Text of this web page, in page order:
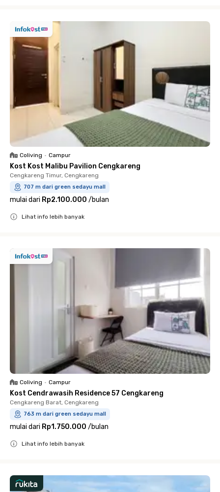
Coliving • Campur
Kost Kost Malibu Pavilion Cengkareng
Cengkareng Timur, Cengkareng
707 m dari green sedayu mall
mulai dari Rp2.100.000 /bulan
Lihat info lebih banyak
Coliving • Campur
Kost Cendrawasih Residence 57 Cengkareng
Cengkareng Barat, Cengkareng
763 m dari green sedayu mall
mulai dari Rp1.750.000 /bulan
Lihat info lebih banyak